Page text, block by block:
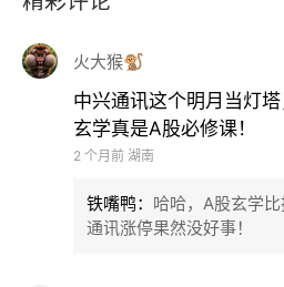
继续，基本面没有问题。
如果大家再去看一下估值，比
的，它们涨了很多很多，这个
不到10倍。
火大猴🐒
中兴通讯这个明月当灯塔
玄学真是A股必修课！
2 个月前 湖南
铁嘴鸭： 哈哈，A股玄学
通讯涨停果然没好事！